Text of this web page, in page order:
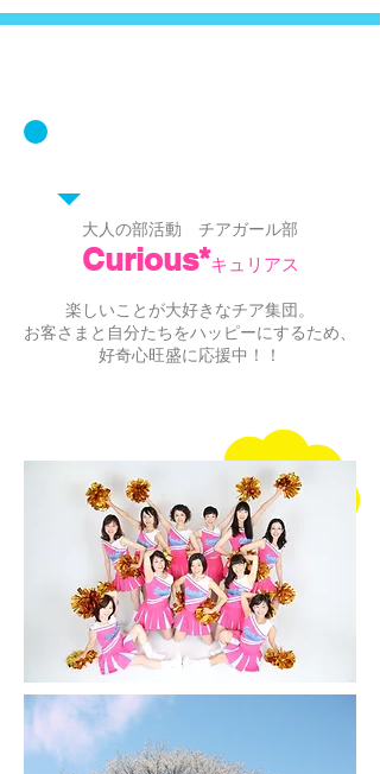
大人の部活動 チアガール部
Curious*キュリアス
楽しいことが大好きなチア集団。
お客さまと自分たちをハッピーにするため、
好奇心旺盛に応援中！！